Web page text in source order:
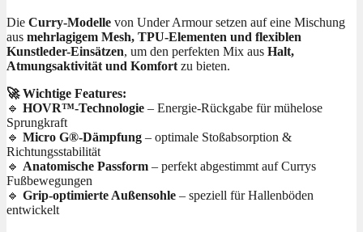
Die Curry-Modelle von Under Armour setzen auf eine Mischung
aus mehrlagigem Mesh, TPU-Elementen und flexiblen
Kunstleder-Einsätzen, um den perfekten Mix aus Halt,
Atmungsaktivität und Komfort zu bieten.
🚀 Wichtige Features:
🔹 HOVR™-Technologie – Energie-Rückgabe für mühelose
Sprungkraft
🔹 Micro G®-Dämpfung – optimale Stoßabsorption &
Richtungsstabilität
🔹 Anatomische Passform – perfekt abgestimmt auf Currys
Fußbewegungen
🔹 Grip-optimierte Außensohle – speziell für Hallenböden
entwickelt